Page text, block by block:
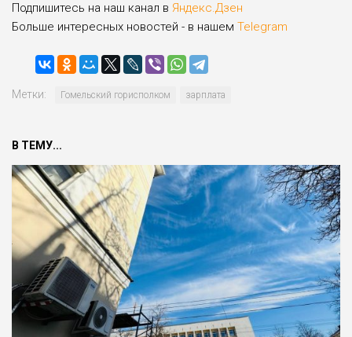
Подпишитесь на наш канал в Яндекс.Дзен
Больше интересных новостей - в нашем Telegram
Метки: Гомельский горисполком зарплата
В ТЕМУ...